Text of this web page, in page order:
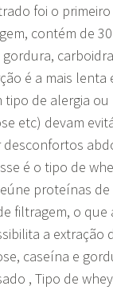
foi o
contém de
é a mais
de alergia
etc) devam
é o tipo de
proteínas
filtragem, o
a extração
caseína e
, Tipo de